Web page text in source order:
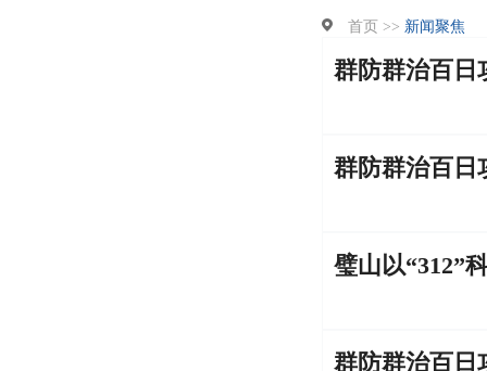
首页 >> 新闻聚焦
群防群治百日
群防群治百日
璧山以“312”